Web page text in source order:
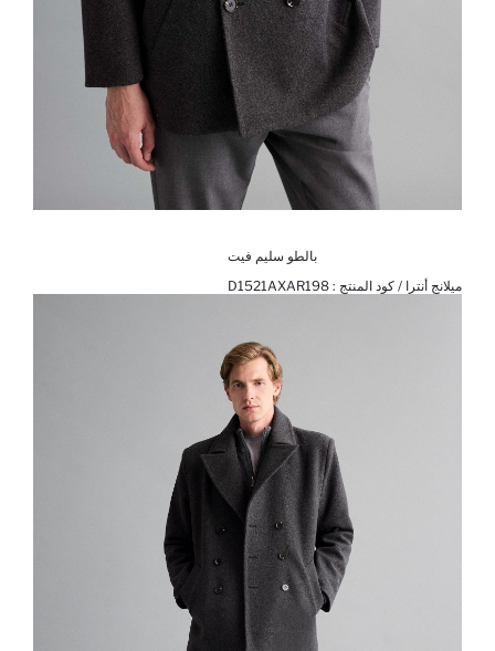
بالطو سليم فيت
ميلانج أنترا / كود المنتج : D1521AXAR198